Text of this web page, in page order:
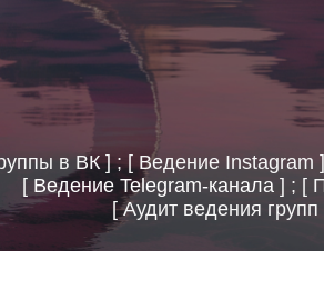
в ВК ] ; [ Ведение Instagram
[ Ведение Telegram-канала ] ; [
[ Аудит ведения